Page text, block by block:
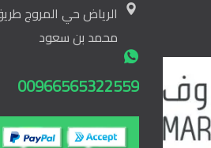
الرياض حي المروج
محمد بن سعود
00966565322559